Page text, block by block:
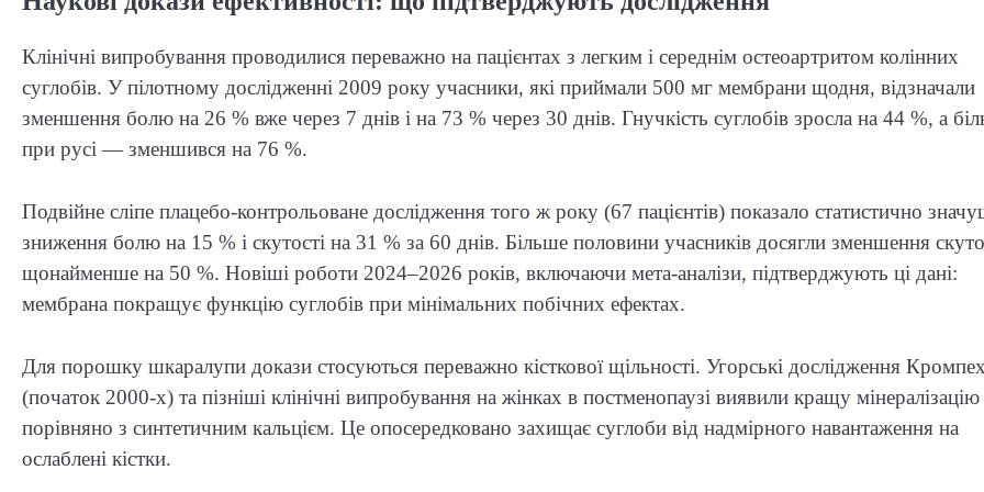
Клінічні випробування проводилися переважно на пацієнтах з легким і середнім остеоартритом колінних
суглобів. У пілотному дослідженні 2009 року учасники, які приймали 500 мг мембрани щодня, відзначали
зменшення болю на 26 % вже через 7 днів і на 73 % через 30 днів. Гнучкість суглобів зросла на 44 %, а
при русі — зменшився на 76 %.
Подвійне сліпе плацебо-контрольоване дослідження того ж року (67 пацієнтів) показало статистично
зниження болю на 15 % і скутості на 31 % за 60 днів. Більше половини учасників досягли зменшення
щонайменше на 50 %. Новіші роботи 2024–2026 років, включаючи мета-аналізи, підтверджують ці дані:
мембрана покращує функцію суглобів при мінімальних побічних ефектах.
Для порошку шкаралупи докази стосуються переважно кісткової щільності. Угорські дослідження
(початок 2000-х) та пізніші клінічні випробування на жінках в постменопаузі виявили кращу мінералізацію
порівняно з синтетичним кальцієм. Це опосередковано захищає суглоби від надмірного навантаження на
ослаблені кістки.